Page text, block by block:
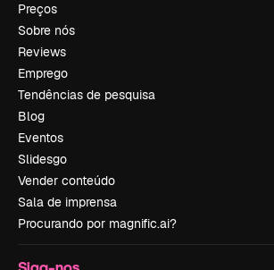
Preços
Sobre nós
Reviews
Emprego
Tendências de pesquisa
Blog
Eventos
Slidesgo
Vender conteúdo
Sala de imprensa
Procurando por magnific.ai?